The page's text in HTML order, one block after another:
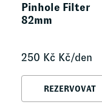
Pinhole Filter
82mm
250 Kč Kč/den
REZERVOVAT